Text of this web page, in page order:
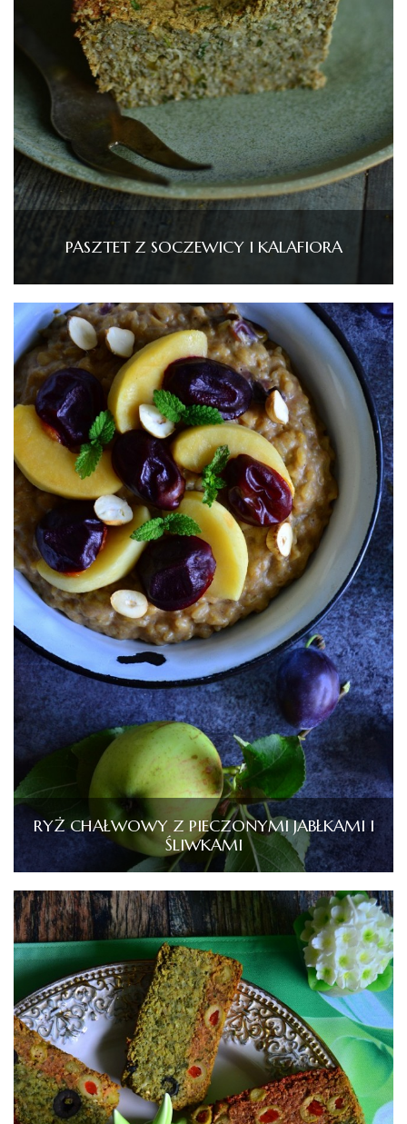
PASZTET Z SOCZEWICY I KALAFIORA
RYŻ CHAŁWOWY Z PIECZONYMI JABŁKAMI I
ŚLIWKAMI